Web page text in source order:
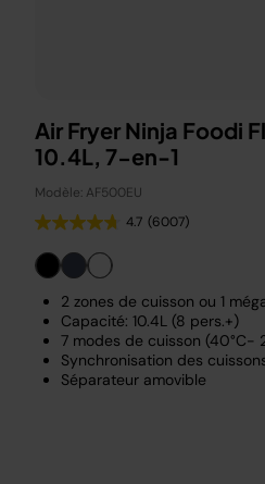
Air Fryer Ninja Foodi
10.4L, 7-en-1
Modèle: AF500EU
4.7 (6007)
2 zones de cuisson ou 1
Capacité: 10.4L (8 pers.+)
7 modes de cuisson (40°C-
Synchronisation des
Séparateur amovible